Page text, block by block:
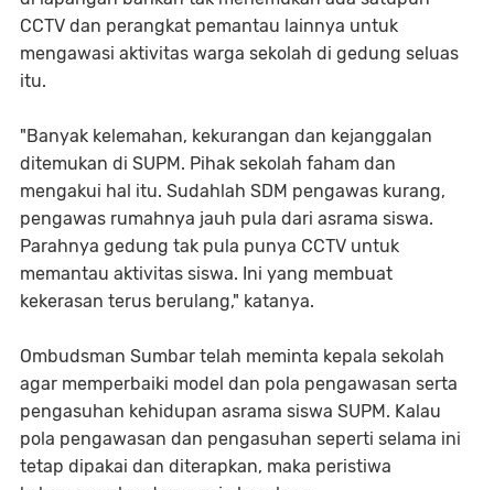
CCTV dan perangkat pemantau lainnya untuk
mengawasi aktivitas warga sekolah di gedung seluas
itu.
"Banyak kelemahan, kekurangan dan kejanggalan
ditemukan di SUPM. Pihak sekolah faham dan
mengakui hal itu. Sudahlah SDM pengawas kurang,
pengawas rumahnya jauh pula dari asrama siswa.
Parahnya gedung tak pula punya CCTV untuk
memantau aktivitas siswa. Ini yang membuat
kekerasan terus berulang," katanya.
Ombudsman Sumbar telah meminta kepala sekolah
agar memperbaiki model dan pola pengawasan serta
pengasuhan kehidupan asrama siswa SUPM. Kalau
pola pengawasan dan pengasuhan seperti selama ini
tetap dipakai dan diterapkan, maka peristiwa